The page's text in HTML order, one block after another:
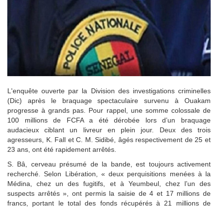
L'enquête ouverte par la Division des investigations criminelles
(Dic) après le braquage spectaculaire survenu à Ouakam
progresse à grands pas. Pour rappel, une somme colossale de
100 millions de FCFA a été dérobée lors d’un braquage
audacieux ciblant un livreur en plein jour. Deux des trois
agresseurs, K. Fall et C. M. Sidibé, âgés respectivement de 25 et
23 ans, ont été rapidement arrêtés.
S. Bâ, cerveau présumé de la bande, est toujours activement
recherché. Selon Libération, « deux perquisitions menées à la
Médina, chez un des fugitifs, et à Yeumbeul, chez l’un des
suspects arrêtés », ont permis la saisie de 4 et 17 millions de
francs, portant le total des fonds récupérés à 21 millions de